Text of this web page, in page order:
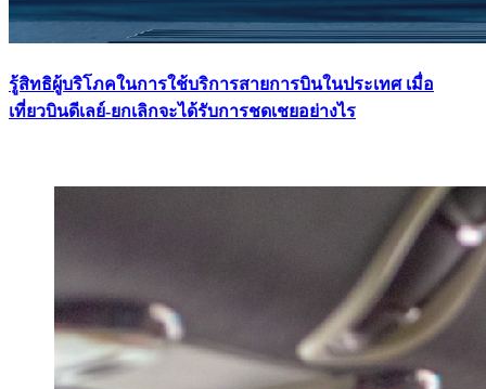
รู้สิทธิผู้บริโภคในการใช้บริการสายการบินในประเทศ เมื่อ
เที่ยวบินดีเลย์-ยกเลิกจะได้รับการชดเชยอย่างไร